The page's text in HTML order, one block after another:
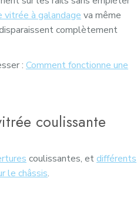
vitrée à galandage va même
complètement
: Comment fonctionne une
coulissante
coulissantes, etdifférents
le châssis.